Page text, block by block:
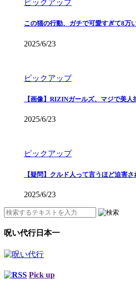
ピックアップ
この猫の行動、ガチで可愛すぎて8万
2025/6/23
ピックアップ
【画像】RIZINガールズ、マジで美人
2025/6/23
ピックアップ
【疑問】クルド人って言うほど迫害さ
2025/6/23
呪い代行日本一
Pick up